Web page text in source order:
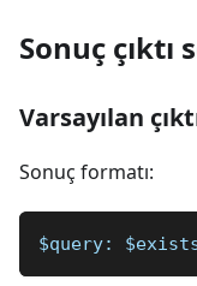
Sonuç çıktı
Varsayılan
Sonuç formatı:
$query: